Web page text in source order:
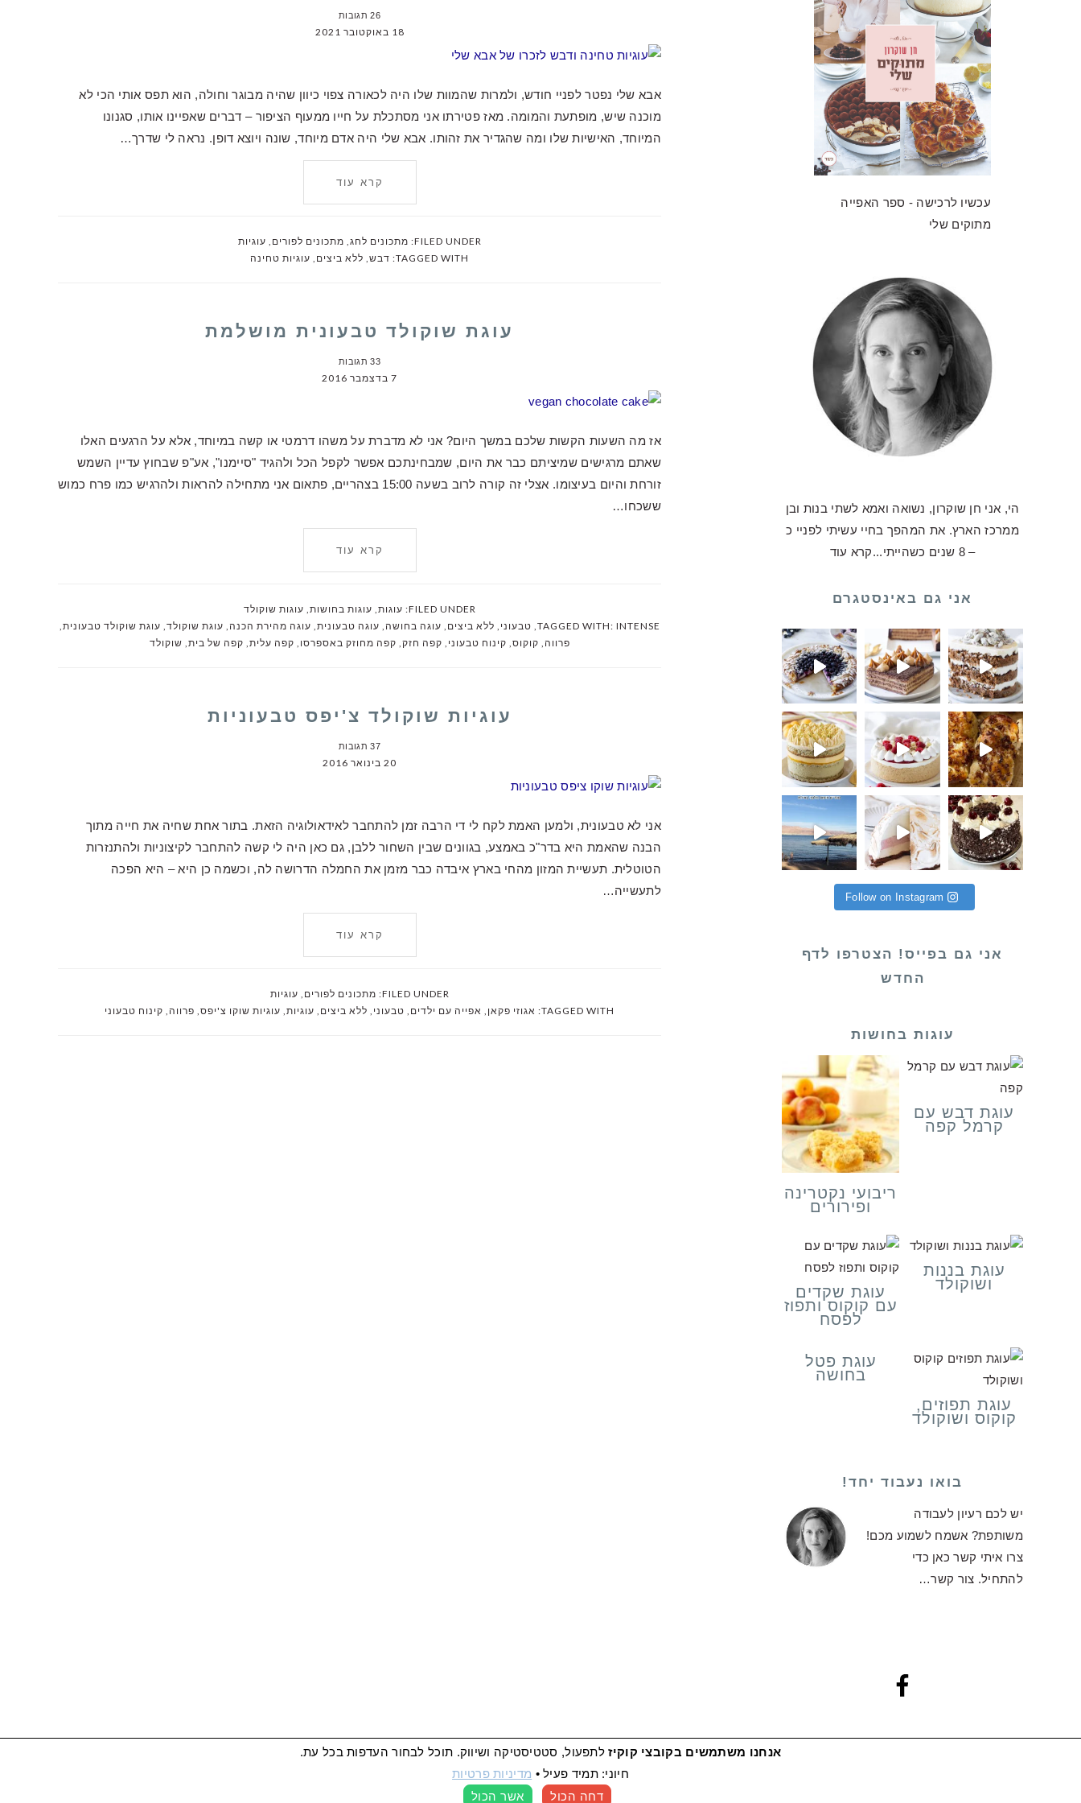
26 תגובות
18 באוקטובר 2021
אבא שלי נפטר לפניי חודש, ולמרות שהמוות שלו היה לכאורה צפוי כיוון שהיה מבוגר וחולה, הוא תפס אותי הכי לא
מוכנה שיש, מופתעת והמומה. מאז פטירתו אני מסתכלת על חייו ממעוף הציפור – דברים שאפיינו אותו, סגנונו
המיוחד, האישיות שלו ומה שהגדיר את זהותו. אבא שלי היה אדם מיוחד, שונה ויוצא דופן. נראה לי שדרך…
קרא עוד
FILED UNDER: מתכונים לחג, מתכונים לפורים , עוגיות
TAGGED WITH: דבש, ללא ביצים , עוגיות טחינה
עוגת שוקולד טבעונית מושלמת
33 תגובות
7 בדצמבר 2016
אז מה השעות הקשות שלכם במשך היום? אני לא מדברת על משהו דרמטי או קשה במיוחד, אלא על הרגעים האלו
שאתם מרגישים שמיציתם כבר את היום, שמבחינתכם אפשר לקפל הכל ולהגיד "סיימנו", אע"פ שבחוץ עדיין השמש
זורחת והיום בעיצומו. אצלי זה קורה לרוב בשעה 15:00 בצהריים, פתאום אני מתחילה להראות ולהרגיש כמו פרח כמוש
ששכחו…
קרא עוד
FILED UNDER: עוגות, עוגות בחושות, עוגות שוקולד
TAGGED WITH: INTENSE
, טבעוני , ללא ביצים , עוגה בחושה, עוגה טבעונית, עוגה מהירת הכנה, עוגת שוקולד, עוגת שוקולד טבעונית,
פרווה, קוקוס, קינוח טבעוני , קפה חזק, קפה מחוזק באספרסו , קפה עלית, קפה של בית, שוקולד
עוגיות שוקולד צ'יפס טבעוניות
37 תגובות
20 בינואר 2016
אני לא טבעונית, ולמען האמת לקח לי די הרבה זמן להתחבר לאידאולוגיה הזאת. בתור אחת שחיה את חייה מתוך
הבנה שהאמת היא בדר"כ באמצע, בגוונים שבין השחור ללבן, גם כאן היה לי קשה להתחבר לקיצוניות ולהתנזרות
הטוטלית. תעשיית המזון מהחי בארץ איבדה כבר מזמן את החמלה הדרושה לה, וכשמה כן היא – היא הפכה
לתעשייה…
קרא עוד
FILED UNDER: מתכונים לפורים , עוגיות
TAGGED WITH: אגוזי פקאן , אפייה עם ילדים , טבעוני , ללא ביצים , עוגיות, עוגיות שוקו צ'יפס, פרווה, קינוח טבעוני
עכשיו לרכישה - ספר האפייה
מתוקים שלי
הי, אני חן שוקרון, נשואה ואמא לשתי בנות ובן
ממרכז הארץ. את המהפך בחיי עשיתי לפניי כ
– 8 שנים כשהייתי...
קרא עוד
אני גם באינסטגרם
על עוגת ביסקוויטים כע
יצאה מויטרינה אבל היא
בשבילכם 💛 ואני לא מתביישת להגיד שהעו
לילידי יוני! והחודש הע
שלי לקראת שחרור (סוף סוף אחרי שירות
Follow on Instagram
אני גם בפייס! הצטרפו לדף
החדש
עוגות בחושות
ריבועי נקטרינה
ופירורים
עוגת דבש עם
קרמל קפה
עוגת שקדים
עם קוקוס ותפוז
לפסח
עוגת בננות
ושוקולד
עוגת פטל
בחושה
עוגת תפוזים,
קוקוס ושוקולד
בואו נעבוד יחד!
יש לכם רעיון לעבודה
משותפת? אשמח לשמוע מכם!
צרו איתי קשר כאן כדי
להתחיל. צור קשר…
מדיניות פרטיות
BRUNCH PRO THEMEאמיר פולק:
אנחנו משתמשים בקובצי קוקיזלתפעול, סטטיסטיקה ושיווק. תוכל לבחור העדפות בכל עת.
חיוני: תמיד פעיל• מדיניות פרטיות
דחה הכול
אשר הכול